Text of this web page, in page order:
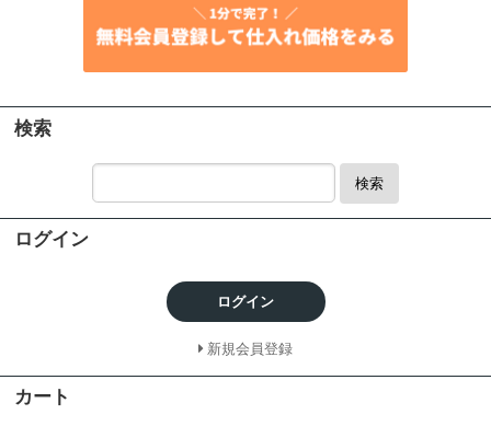
検索
検索
ログイン
ログイン
新規会員登録
カート